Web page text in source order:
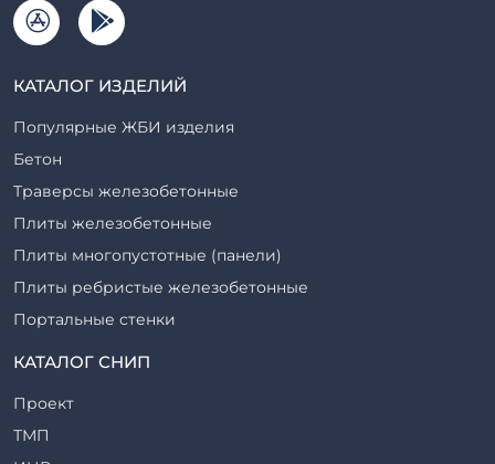
КАТАЛОГ ИЗДЕЛИЙ
Популярные ЖБИ изделия
Бетон
Траверсы железобетонные
Плиты железобетонные
Плиты многопустотные (панели)
Плиты ребристые железобетонные
Портальные стенки
Прогоны железобетонные
Ригели железобетонные
Сваи железобетонные
КАТАЛОГ СНИП
Проект
ТМП